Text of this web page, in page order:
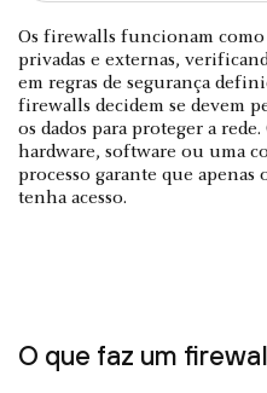
Os firewalls funcionam como
privadas e externas,
em regras de segurança
firewalls decidem se devem
os dados para proteger a
hardware, software ou uma
processo garante que
tenha acesso.
O que faz um